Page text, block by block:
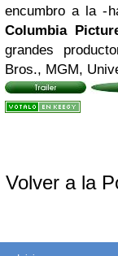
encumbro a la -
Columbia
grandes
Bros., MGM,
Volver a la